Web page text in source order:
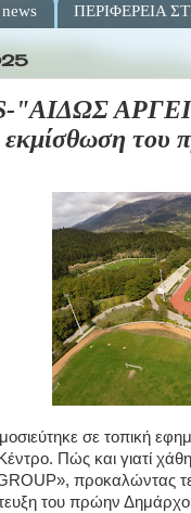
news ΠΕΡΙΦΕΡΕΙΑ
"ΑΙΔΩΣ
εκμίσθωση του
σε τοπική
Πώς και γιατί
προκαλώντας
του πρώην